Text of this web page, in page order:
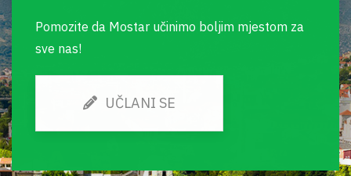
Pomozite da Mostar učinimo boljim mjestom za
sve nas!
UČLANI SE